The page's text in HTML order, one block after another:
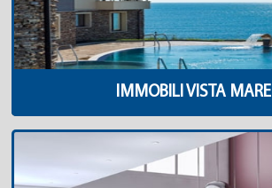
IMMOBILI VISTA MARE